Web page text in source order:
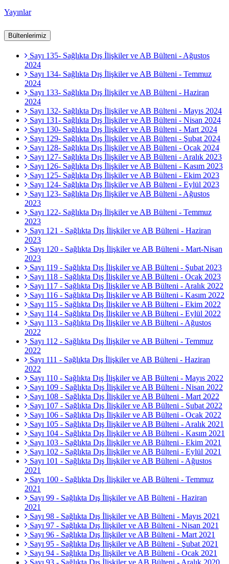
Yayınlar
Bültenlerimiz
Sayı 135- Sağlıkta Dış İlişkiler ve AB Bülteni - Ağustos
2024
Sayı 134- Sağlıkta Dış İlişkiler ve AB Bülteni - Temmuz
2024
Sayı 133- Sağlıkta Dış İlişkiler ve AB Bülteni - Haziran
2024
Sayı 132- Sağlıkta Dış İlişkiler ve AB Bülteni - Mayıs 2024
Sayı 131- Sağlıkta Dış İlişkiler ve AB Bülteni - Nisan 2024
Sayı 130- Sağlıkta Dış İlişkiler ve AB Bülteni - Mart 2024
Sayı 129- Sağlıkta Dış İlişkiler ve AB Bülteni - Şubat 2024
Sayı 128- Sağlıkta Dış İlişkiler ve AB Bülteni - Ocak 2024
Sayı 127- Sağlıkta Dış İlişkiler ve AB Bülteni - Aralık 2023
Sayı 126- Sağlıkta Dış İlişkiler ve AB Bülteni - Kasım 2023
Sayı 125- Sağlıkta Dış İlişkiler ve AB Bülteni - Ekim 2023
Sayı 124- Sağlıkta Dış İlişkiler ve AB Bülteni - Eylül 2023
Sayı 123- Sağlıkta Dış İlişkiler ve AB Bülteni - Ağustos
2023
Sayı 122- Sağlıkta Dış İlişkiler ve AB Bülteni - Temmuz
2023
Sayı 121 - Sağlıkta Dış İlişkiler ve AB Bülteni - Haziran
2023
Sayı 120 - Sağlıkta Dış İlişkiler ve AB Bülteni - Mart-Nisan
2023
Sayı 119 - Sağlıkta Dış İlişkiler ve AB Bülteni - Şubat 2023
Sayı 118 - Sağlıkta Dış İlişkiler ve AB Bülteni - Ocak 2023
Sayı 117 - Sağlıkta Dış İlişkiler ve AB Bülteni - Aralık 2022
Sayı 116 - Sağlıkta Dış İlişkiler ve AB Bülteni - Kasım 2022
Sayı 115 - Sağlıkta Dış İlişkiler ve AB Bülteni - Ekim 2022
Sayı 114 - Sağlıkta Dış İlişkiler ve AB Bülteni - Eylül 2022
Sayı 113 - Sağlıkta Dış İlişkiler ve AB Bülteni - Ağustos
2022
Sayı 112 - Sağlıkta Dış İlişkiler ve AB Bülteni - Temmuz
2022
Sayı 111 - Sağlıkta Dış İlişkiler ve AB Bülteni - Haziran
2022
Sayı 110 - Sağlıkta Dış İlişkiler ve AB Bülteni - Mayıs 2022
Sayı 109 - Sağlıkta Dış İlişkiler ve AB Bülteni - Nisan 2022
Sayı 108 - Sağlıkta Dış İlişkiler ve AB Bülteni - Mart 2022
Sayı 107 - Sağlıkta Dış İlişkiler ve AB Bülteni - Şubat 2022
Sayı 106 - Sağlıkta Dış İlişkiler ve AB Bülteni - Ocak 2022
Sayı 105 - Sağlıkta Dış İlişkiler ve AB Bülteni - Aralık 2021
Sayı 104 - Sağlıkta Dış İlişkiler ve AB Bülteni - Kasım 2021
Sayı 103 - Sağlıkta Dış İlişkiler ve AB Bülteni - Ekim 2021
Sayı 102 - Sağlıkta Dış İlişkiler ve AB Bülteni - Eylül 2021
Sayı 101 - Sağlıkta Dış İlişkiler ve AB Bülteni - Ağustos
2021
Sayı 100 - Sağlıkta Dış İlişkiler ve AB Bülteni - Temmuz
2021
Sayı 99 - Sağlıkta Dış İlişkiler ve AB Bülteni - Haziran
2021
Sayı 98 - Sağlıkta Dış İlişkiler ve AB Bülteni - Mayıs 2021
Sayı 97 - Sağlıkta Dış İlişkiler ve AB Bülteni - Nisan 2021
Sayı 96 - Sağlıkta Dış İlişkiler ve AB Bülteni - Mart 2021
Sayı 95 - Sağlıkta Dış İlişkiler ve AB Bülteni - Şubat 2021
Sayı 94 - Sağlıkta Dış İlişkiler ve AB Bülteni - Ocak 2021
Sayı 93 - Sağlıkta Dış İlişkiler ve AB Bülteni - Aralık 2020